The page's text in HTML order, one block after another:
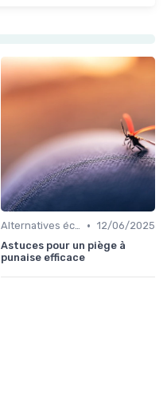
Alternatives écologiques • 12/06/2025
Astuces pour un piège à
punaise efficace